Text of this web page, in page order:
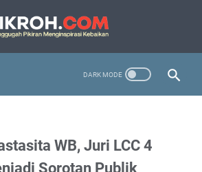
WB, Juri LCC 4
Sorotan Publik